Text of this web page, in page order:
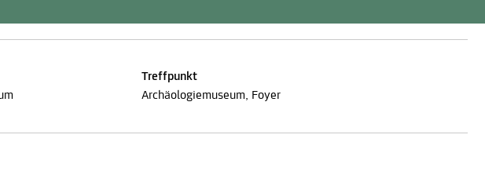
Treffpunkt
Archäologiemuseum, Foyer